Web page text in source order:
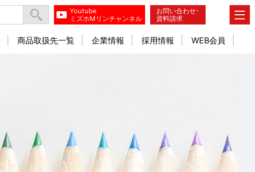
お問い合わせ･
資料請求
Youtube
ミズホMリンチャンネル
商品取扱先一覧 企業情報 採用情報 WEB会員